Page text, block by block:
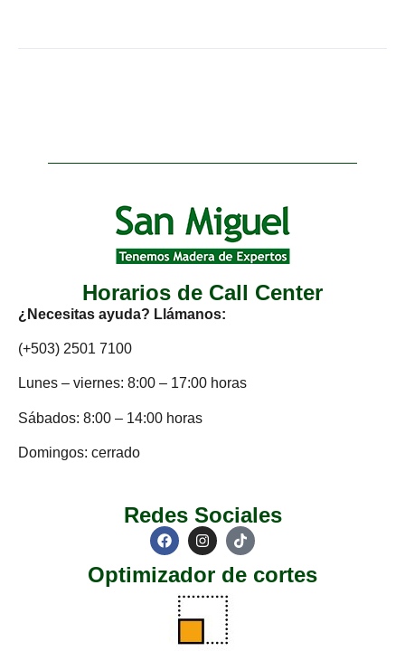
Horarios de Call Center
¿Necesitas ayuda? Llámanos:
(+503) 2501 7100
Lunes – viernes: 8:00 – 17:00 horas
Sábados: 8:00 – 14:00 horas
Domingos: cerrado
Redes Sociales
Optimizador de cortes